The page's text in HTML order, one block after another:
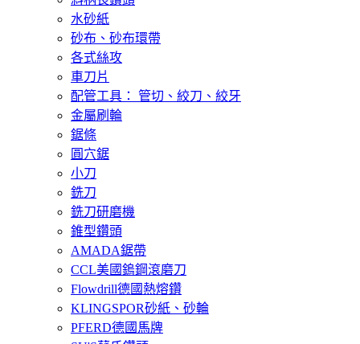
水砂紙
砂布、砂布環帶
各式絲攻
車刀片
配管工具： 管切、絞刀、絞牙
金屬刷輪
鋸條
圓穴鋸
小刀
銑刀
銑刀研磨機
錐型鑽頭
AMADA鋸帶
CCL美國鎢鋼滾磨刀
Flowdrill德國熱熔鑽
KLINGSPOR砂紙、砂輪
PFERD德國馬牌